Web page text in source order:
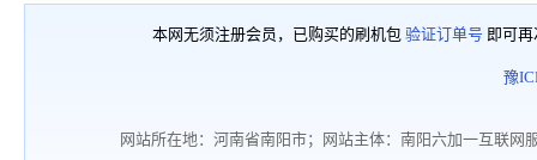
本网无须注册会员，已购买的刷机包 验证订单号 即可
豫
网站所在地：河南省南阳市；网站主体：南阳六加一互联